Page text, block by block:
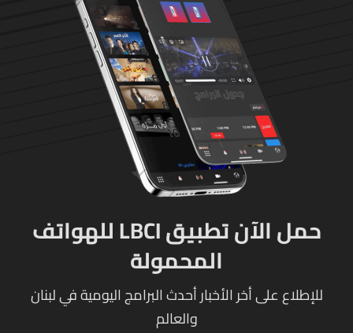
حمل الآن تطبيق LBCI للهواتف
المحمولة
للإطلاع على أخر الأخبار أحدث البرامج اليومية في لبنان
والعالم